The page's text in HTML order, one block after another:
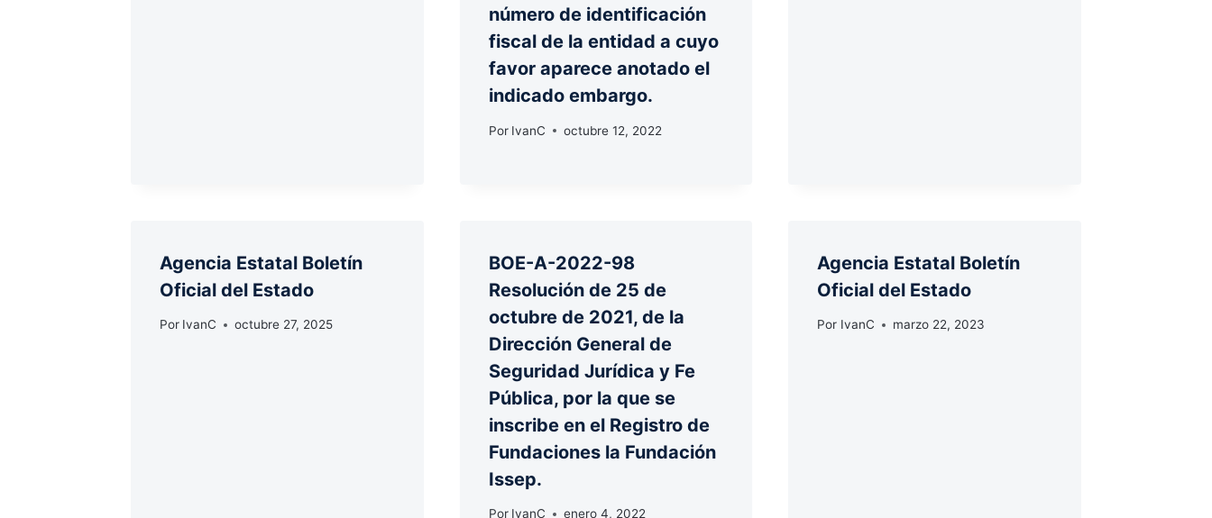
número de identificación
fiscal de la entidad a cuyo
favor aparece anotado el
indicado embargo.
Por IvanC octubre 12, 2022
Agencia Estatal Boletín
Oficial del Estado
Por IvanC octubre 27, 2025
BOE-A-2022-98
Resolución de 25 de
octubre de 2021, de la
Dirección General de
Seguridad Jurídica y Fe
Pública, por la que se
inscribe en el Registro de
Fundaciones la Fundación
Issep.
Por IvanC enero 4, 2022
Agencia Estatal Boletín
Oficial del Estado
Por IvanC marzo 22, 2023